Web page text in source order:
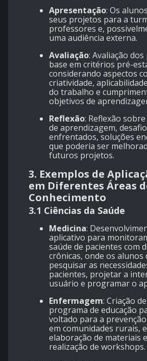
Apresentação: Os
seus projetos para a
professores e,
uma audiência externa.
Avaliação: Avaliação
base em critérios pré-
considerando aspectos
criatividade,
do trabalho e
objetivos de
Reflexão: Reflexão
de aprendizagem,
enfrentados, soluções
que poderia ser
futuros projetos.
3. Exemplos de
em Diferentes Áreas
Conhecimento
3.1 Ciências da Saúde
Medicina:
aplicativo para
saúde de pacientes com
crônicas, onde os alunos
pesquisar as
pacientes, projetar a
usuário e programar o
Enfermagem: Criação
programa de educação
voltado para a
em comunidades rurais,
elaboração de materiais
realização de workshops.